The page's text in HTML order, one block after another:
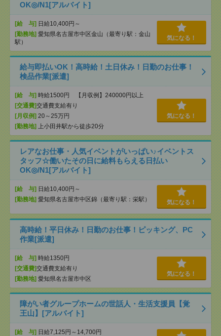
OK◎/N1[アルバイト]
[給 与] 日給10,400円～
[勤務地] 愛知県名古屋市中区金山（最寄り駅：金山
駅）
気になる！
給与即払いOK！高時給！土日休み！日勤のお仕事！
検品作業[派遣]
[給 与] 時給1500円 【月収例】240000円以上
[交通費]交通費支給有り
[月収例] 20～25万円
[勤務地] 上小田井駅から徒歩20分
気になる！
レアなお仕事・人気イベントがいっぱい♪イベントス
タッフ☆働いたその日に給料もらえる日払い
OK◎/N1[アルバイト]
[給 与] 日給10,400円～
[勤務地] 愛知県名古屋市中区錦（最寄り駅：栄駅） 気になる！
高時給！平日休み！日勤のお仕事！ピッキング、PC
作業[派遣]
[給 与] 時給1350円
[交通費]交通費支給有り
[勤務地] 愛知県名古屋市中区
気になる！
障がい者グループホームの世話人・生活支援員【覚
王山】[アルバイト]
[給 与] 日給7,125円～14,700円